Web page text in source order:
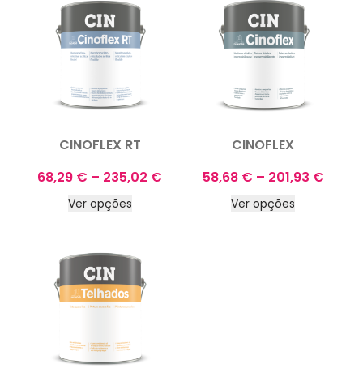
CINOFLEX RT
68,29 € – 235,02 €
Ver opções
CINOFLEX
58,68 € – 201,93 €
Ver opções